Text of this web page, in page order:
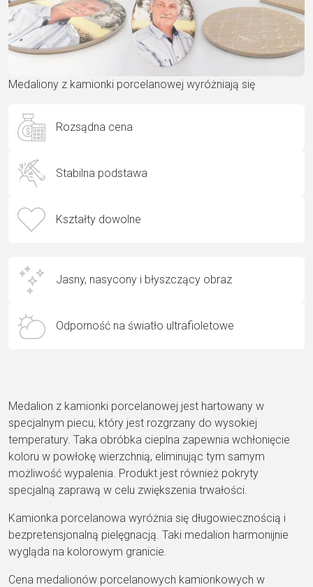
Medaliony z kamionki porcelanowej wyróżniają się
Rozsądna cena
Stabilna podstawa
Kształty dowolne
Jasny, nasycony i błyszczący obraz
Odporność na światło ultrafioletowe
Medalion z kamionki porcelanowej jest hartowany w
specjalnym piecu, który jest rozgrzany do wysokiej
temperatury. Taka obróbka cieplna zapewnia wchłonięcie
koloru w powłokę wierzchnią, eliminując tym samym
możliwość wypalenia. Produkt jest również pokryty
specjalną zaprawą w celu zwiększenia trwałości.
Kamionka porcelanowa wyróżnia się długowiecznością i
bezpretensjonalną pielęgnacją. Taki medalion harmonijnie
wygląda na kolorowym granicie.
Cena medalionów porcelanowych kamionkowych w